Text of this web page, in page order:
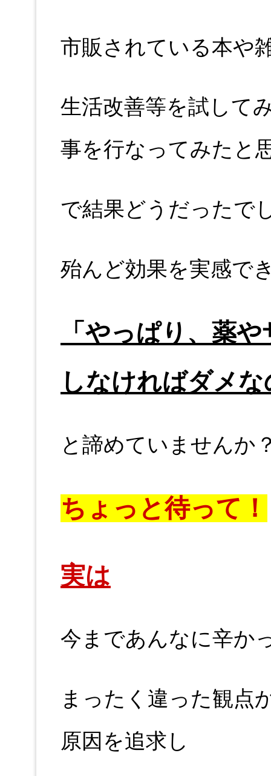
市販されている本や
生活改善等を試して
事を行なってみたと
で結果どうだったで
殆んど効果を実感で
「やっぱり、薬
しなければダメ
と諦めていませんか
ちょっと待って！
実は
今まであんなに辛か
まったく違った観点
原因を追求し